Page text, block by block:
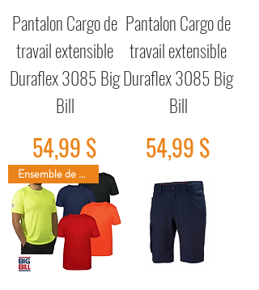
Pantalon Cargo de
travail extensible
Duraflex 3085 Big
Bill
Prix
54,99 $
Pantalon Cargo de
travail extensible
Duraflex 3085 Big
Bill
Prix
54,99 $
Ensemble de 2 t-shirts